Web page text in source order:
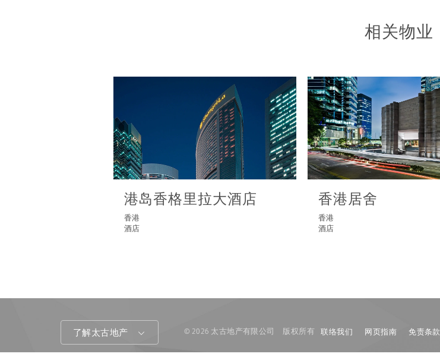
相关物业
港岛香格里拉大酒店
香港
酒店
香港居舍
香港
酒店
了解太古地产 联络我们 网页指南 免责条款
© 2026 太古地产有限公司 版权所有